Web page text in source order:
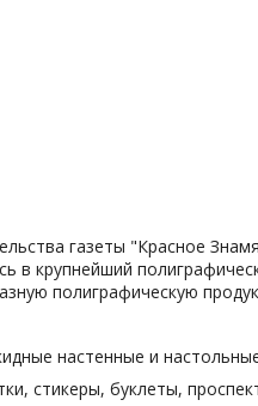
газеты "Красное
в крупнейший
полиграфическую
настенные и
стикеры, буклеты,